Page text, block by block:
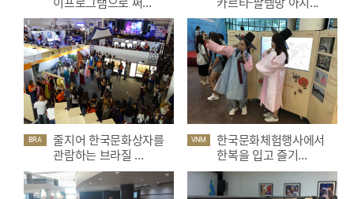
BRA
줄지어 한국문화상자를
관람하는 브라질 ...
VNM
한국문화체험행사에서
한복을 입고 즐기...